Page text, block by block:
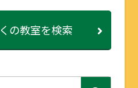
の教室を検索